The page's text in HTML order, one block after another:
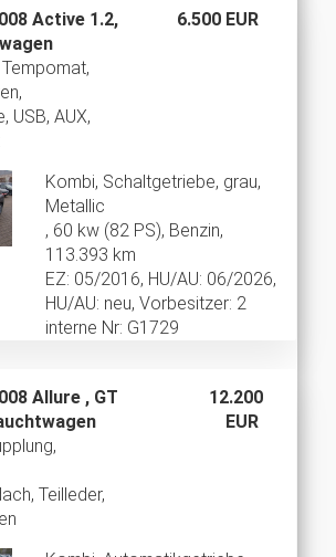
Active 1.2,
6.500 EUR
USB, AUX,
Kombi, Schaltgetriebe, grau,
Metallic
, 60 kw (82 PS), Benzin,
113.393 km
EZ: 05/2016, HU/AU: 06/2026,
HU/AU: neu, Vorbesitzer: 2
interne Nr: G1729
Allure , GT
12.200
EUR
Teilleder,